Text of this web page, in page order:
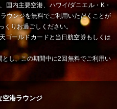
国内主要空港、ハワイ/ダニエル・K・
ウンジを無料でご利用いただくことが
りお過ごしください。
ゴールドカードと当日航空券もしくは
し、この期間中に2回無料でご利用い
空港ラウンジ